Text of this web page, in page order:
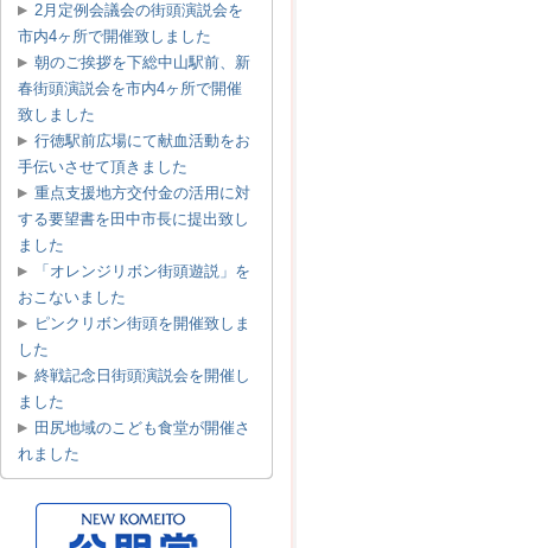
2月定例会議会の街頭演説会を
市内4ヶ所で開催致しました
朝のご挨拶を下総中山駅前、新
春街頭演説会を市内4ヶ所で開催
致しました
行徳駅前広場にて献血活動をお
手伝いさせて頂きました
重点支援地方交付金の活用に対
する要望書を田中市長に提出致し
ました
「オレンジリボン街頭遊説」を
おこないました
ピンクリボン街頭を開催致しま
した
終戦記念日街頭演説会を開催し
ました
田尻地域のこども食堂が開催さ
れました